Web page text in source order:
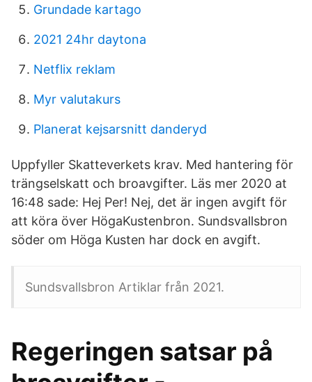
Grundade kartago
2021 24hr daytona
Netflix reklam
Myr valutakurs
Planerat kejsarsnitt danderyd
Uppfyller Skatteverkets krav. Med hantering för
trängselskatt och broavgifter. Läs mer 2020 at
16:48 sade: Hej Per! Nej, det är ingen avgift för
att köra över HögaKustenbron. Sundsvallsbron
söder om Höga Kusten har dock en avgift.
Sundsvallsbron Artiklar från 2021.
Regeringen satsar på